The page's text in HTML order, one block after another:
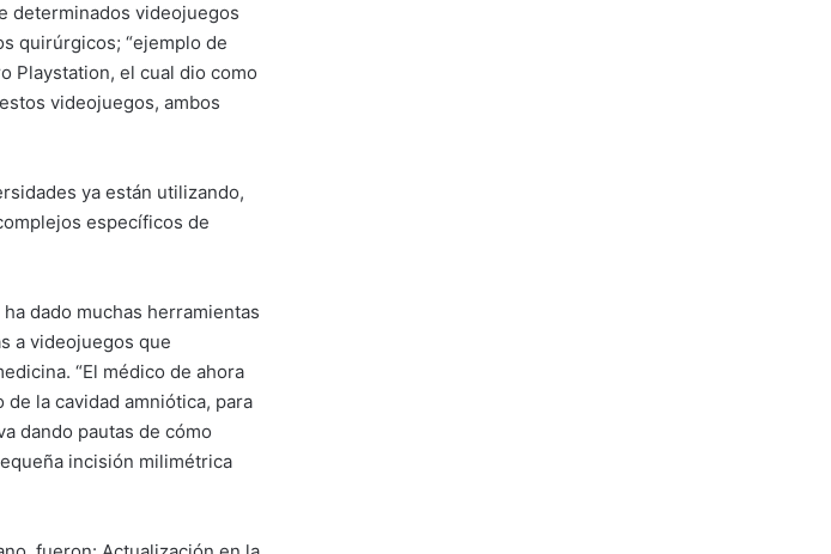
determinados videojuegos
quirúrgicos; “ejemplo de
Playstation, el cual dio como
videojuegos, ambos
ya están utilizando,
específicos de
dado muchas herramientas
a videojuegos que
“El médico de ahora
la cavidad amniótica, para
dando pautas de cómo
incisión milimétrica